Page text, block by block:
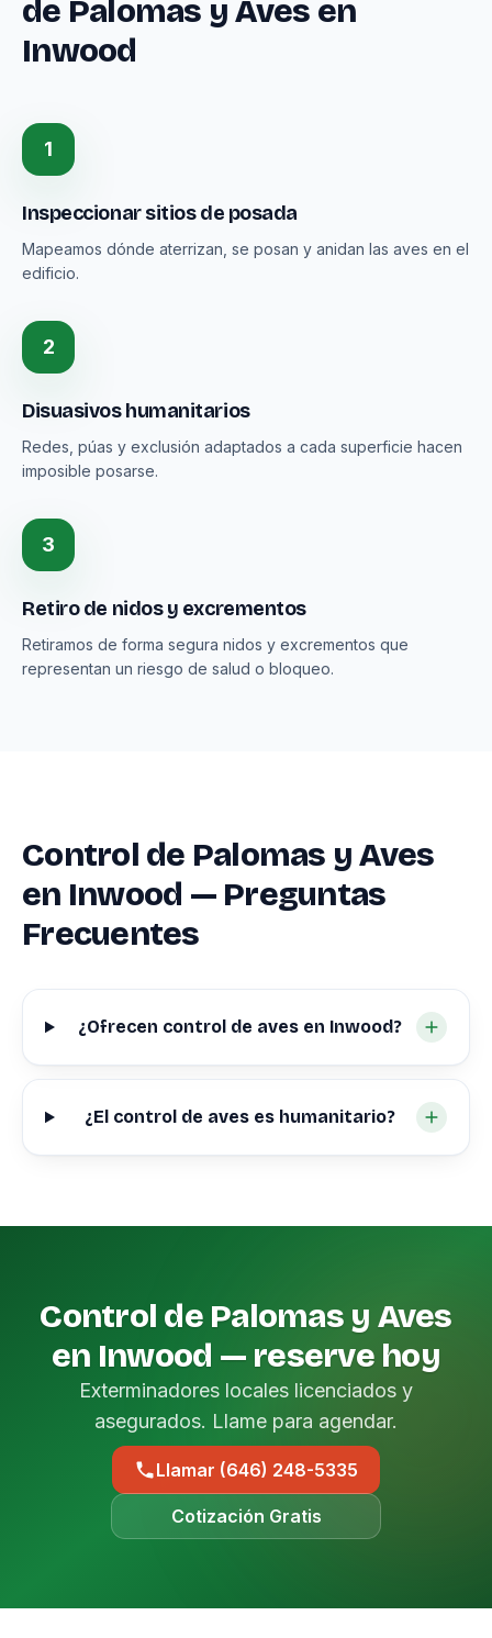
de Palomas y Aves en
Inwood
1
Inspeccionar sitios de posada
Mapeamos dónde aterrizan, se posan y anidan las aves en el
edificio.
2
Disuasivos humanitarios
Redes, púas y exclusión adaptados a cada superficie hacen
imposible posarse.
3
Retiro de nidos y excrementos
Retiramos de forma segura nidos y excrementos que
representan un riesgo de salud o bloqueo.
Control de Palomas y Aves
en Inwood — Preguntas
Frecuentes
¿Ofrecen control de aves en Inwood?
¿El control de aves es humanitario?
Control de Palomas y Aves
en Inwood — reserve hoy
Exterminadores locales licenciados y
asegurados. Llame para agendar.
Llamar (646) 248-5335
Cotización Gratis